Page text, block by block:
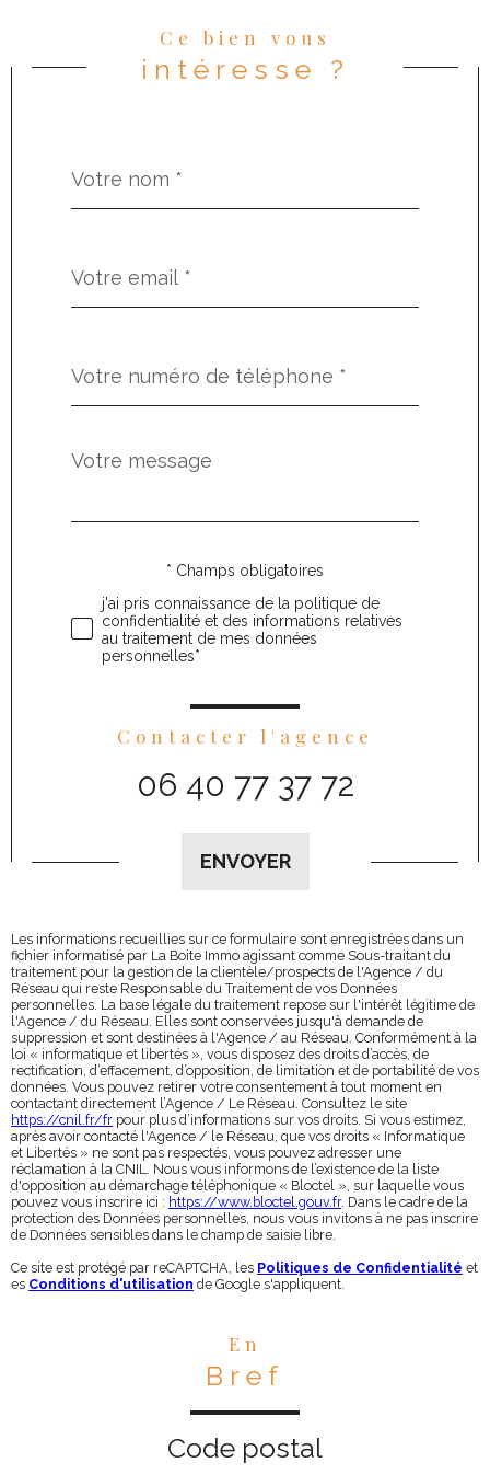
Ce bien vous
intéresse ?
par
*
*
*
Fieldset
défaut
Message
*
Validation* Champs obligatoires
j'ai pris connaissance de la politique de
confidentialité et des informations relatives
au traitement de mes données
personnelles*
Contacter l'agence
06 40 77 37 72
ENVOYER
Les informations recueillies sur ce formulaire sont enregistrées dans un
fichier informatisé par La Boite Immo agissant comme Sous-traitant du
traitement pour la gestion de la clientèle/prospects de l'Agence / du
Réseau qui reste Responsable du Traitement de vos Données
personnelles. La base légale du traitement repose sur l'intérêt légitime de
l'Agence / du Réseau. Elles sont conservées jusqu'à demande de
suppression et sont destinées à l'Agence / au Réseau. Conformément à la
loi « informatique et libertés », vous disposez des droits d’accès, de
rectification, d’effacement, d’opposition, de limitation et de portabilité de vos
données. Vous pouvez retirer votre consentement à tout moment en
contactant directement l’Agence / Le Réseau. Consultez le site
https://cnil.fr/fr pour plus d’informations sur vos droits. Si vous estimez,
après avoir contacté l'Agence / le Réseau, que vos droits « Informatique
et Libertés » ne sont pas respectés, vous pouvez adresser une
réclamation à la CNIL. Nous vous informons de l’existence de la liste
d'opposition au démarchage téléphonique « Bloctel », sur laquelle vous
pouvez vous inscrire ici : https://www.bloctel.gouv.fr. Dans le cadre de la
protection des Données personnelles, nous vous invitons à ne pas inscrire
de Données sensibles dans le champ de saisie libre.
Ce site est protégé par reCAPTCHA, les Politiques de Confidentialité et
es Conditions d'utilisation de Google s'appliquent.
En
Bref
Code postal